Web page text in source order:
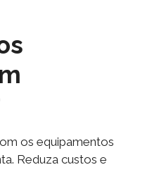
os equipamentos
Reduza custos e